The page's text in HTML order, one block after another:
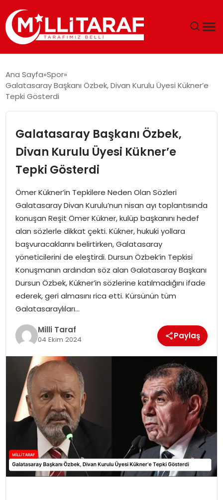
ÖZEL SAYFALAR
SPOR
SIYASET
MAGAZIN
Ana Sayfa Spor
Galatasaray Başkanı Özbek, Divan Kurulu Üyesi Kükner’e
Tepki Gösterdi
Galatasaray Başkanı Özbek,
Divan Kurulu Üyesi Kükner’e
Tepki Gösterdi
Ömer Kükner’in Tepkilere Neden Olan Sözleri
Galatasaray Divan Kurulu’nun nisan ayı toplantısında
konuşan Reşit Ömer Kükner, kulüp başkanını hedef
alan sözlerle dikkat çekti. Kükner, hukuki yollara
başvuracaklarını belirtirken, Galatasaray
yöneticilerini de eleştirdi. Dursun Özbek’in Tepkisi
Konuşmanın ardından söz alan Galatasaray Başkanı
Dursun Özbek, Kükner’in sözlerine katılmadığını ifade
ederek, geri almasını rica etti. Kürsünün tüm
Galatasaraylıları…
Milli Taraf
04 Ekim 2024 Paylaş